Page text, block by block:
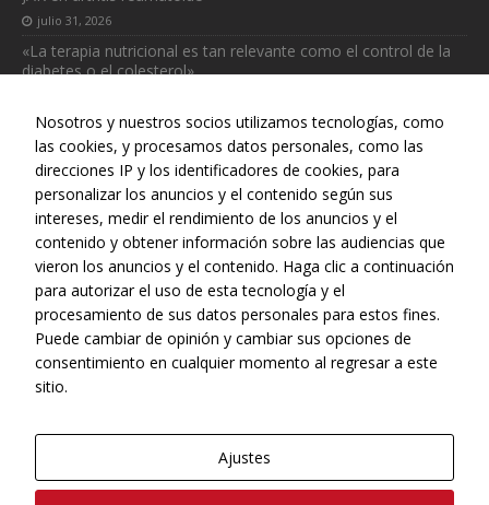
julio 31, 2026
«La terapia nutricional es tan relevante como el control de la
diabetes o el colesterol»
Web realizada con el patrocinio del Centro Español de Derechos
Reprográficos
Nosotros y nuestros socios utilizamos tecnologías, como
las cookies, y procesamos datos personales, como las
direcciones IP y los identificadores de cookies, para
personalizar los anuncios y el contenido según sus
intereses, medir el rendimiento de los anuncios y el
contenido y obtener información sobre las audiencias que
vieron los anuncios y el contenido. Haga clic a continuación
para autorizar el uso de esta tecnología y el
procesamiento de sus datos personales para estos fines.
Puede cambiar de opinión y cambiar sus opciones de
consentimiento en cualquier momento al regresar a este
sitio.
Ajustes